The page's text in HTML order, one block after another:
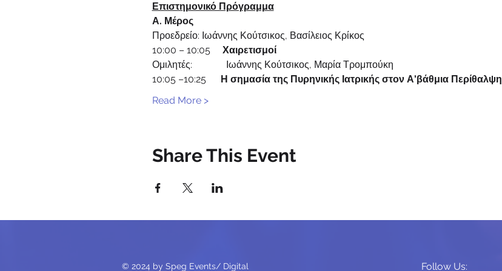
Επιστημονικό Πρόγραμμα
Α. Μέρος
Προεδρείο: Ιωάννης Κούτσικος, Βασίλειος Κρίκος
10:00 – 10:05 Χαιρετισμοί
Ομιλητές:              Ιωάννης Κούτσικος, Μαρία Τρομπούκη
10:05 –10:25 Η σημασία της Πυρηνικής Ιατρικής στον Α’βάθμια Περίθαλψη
Read More >
Share This Event
© 2024 by Speg Events/ Digital Follow Us: